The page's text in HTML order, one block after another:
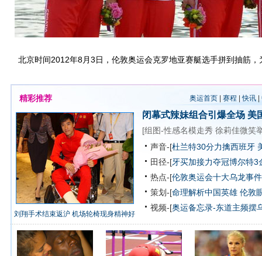
北京时间2012年8月3日，伦敦奥运会克罗地亚赛艇选手拼到抽筋，
精彩推荐 奥运首页| 赛程 |快讯|
刘翔手术结束返沪 机场轮椅现身精神好
闭幕式辣妹组合引爆全场 美
[组图-性感名模走秀 徐莉佳微笑
声音-[杜兰特30分力擒西班牙
田径-[牙买加接力夺冠博尔特3
热点-[伦敦奥运会十大乌龙事件
策划-[命理解析中国英雄 伦敦
视频-[奥运备忘录-东道主频摆